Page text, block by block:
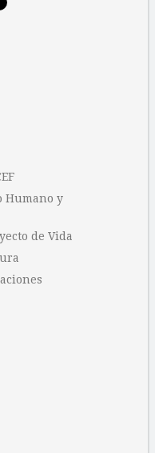
Humano y
de Vida